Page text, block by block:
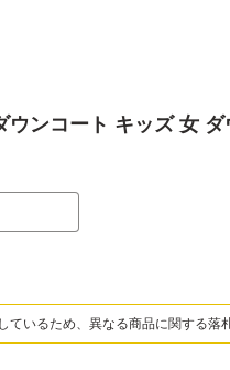
ンコート キッズ 女 ダ
ているため、異なる商品に関する